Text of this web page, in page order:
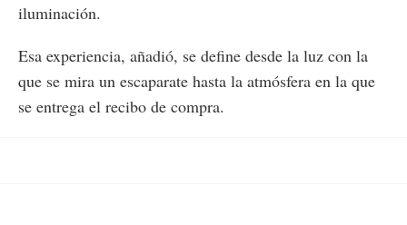
iluminación.
Esa experiencia, añadió, se define desde la luz con la
que se mira un escaparate hasta la atmósfera en la que
se entrega el recibo de compra.